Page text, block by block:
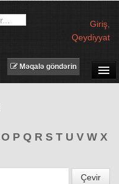
Giriş
Qeydiyyat
TƏDBİRLƏR
Məqalə göndərin
O P Q R S T U V W X
Çevir